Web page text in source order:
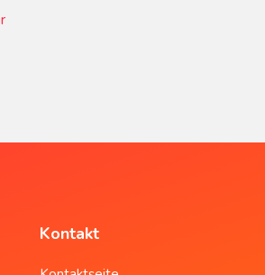
Kontakt